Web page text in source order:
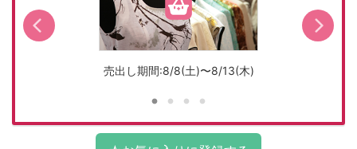
売出し期間:8/8(土)〜8/13(木)